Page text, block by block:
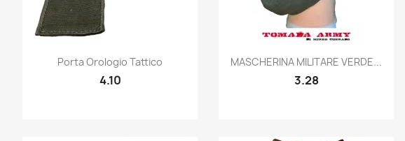
Quick view
Porta Orologio Tattico
4.10
Quick view
MASCHERINA MILITARE VERDE...
3.28